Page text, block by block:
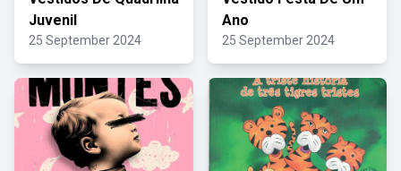
Juvenil
25 September 2024
Ano
25 September 2024